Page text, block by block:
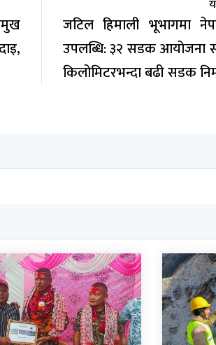
जटिल हिमाली भूभागमा
उपलब्धि: ३२ सडक आयोजना
किलोमिटरभन्दा बढी सडक